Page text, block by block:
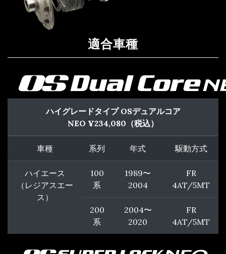
適合車種
ハイグレードタイプ OSデュアルコア
NEO ¥234,080（税込）
車種 系列 年式 駆動方式
ハイエース
（レジアスエー
ス）
100
系
1989〜
2004
FR
4AT/5MT
200
系
2004〜
2020
FR
4AT/5MT